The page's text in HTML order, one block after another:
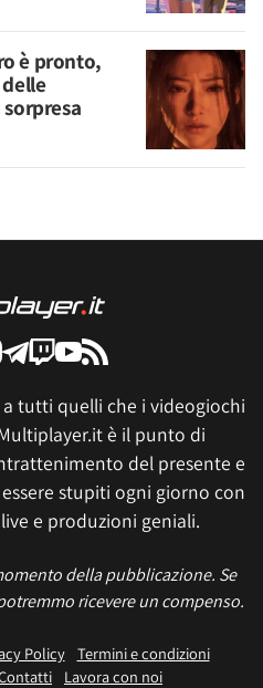
è pronto,
tutti quelli che i videogiochi
è il punto di
del presente e
stupiti ogni giorno con
e produzioni geniali.
della pubblicazione. Se
ricevere un compenso.
Policy
Termini e condizioni
Lavora con noi